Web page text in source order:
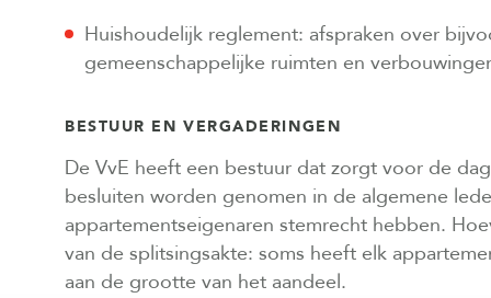
Huishoudelijk reglement: afspraken over
gemeenschappelijke ruimten en
BESTUUR EN VERGADERINGEN
De VvE heeft een bestuur dat zorgt voor de
besluiten worden genomen in de algemene
appartementseigenaren stemrecht hebben.
van de splitsingsakte: soms heeft elk
aan de grootte van het aandeel.